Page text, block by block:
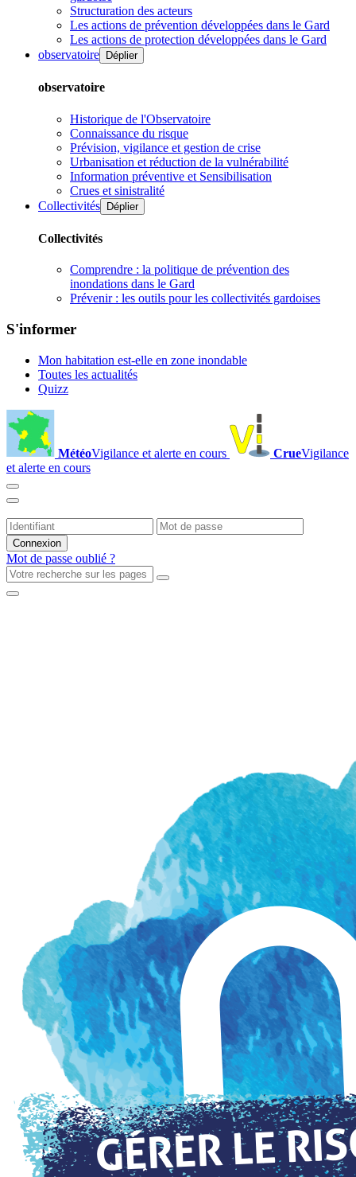
Structuration des acteurs
Les actions de prévention développées dans le Gard
Les actions de protection développées dans le Gard
observatoire
Déplier
observatoire
Historique de l'Observatoire
Connaissance du risque
Prévision, vigilance et gestion de crise
Urbanisation et réduction de la vulnérabilité
Information préventive et Sensibilisation
Crues et sinistralité
Collectivités Déplier
Collectivités
Comprendre : la politique de prévention des
inondations dans le Gard
Prévenir : les outils pour les collectivités gardoises
S'informer
Mon habitation est-elle en zone inondable
Toutes les actualités
Quizz
MétéoVigilance et alerte en cours CrueVigilance
et alerte en cours
Mot de passe oublié ?